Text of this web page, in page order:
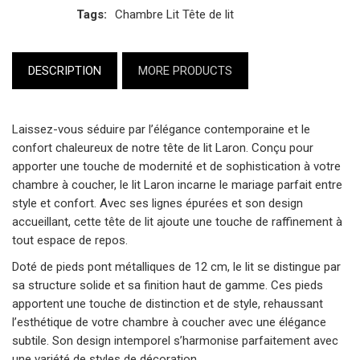
Tags:
Chambre Lit Tête de lit
DESCRIPTION MORE PRODUCTS
Laissez-vous séduire par l’élégance contemporaine et le
confort chaleureux de notre tête de lit Laron. Conçu pour
apporter une touche de modernité et de sophistication à votre
chambre à coucher, le lit Laron incarne le mariage parfait entre
style et confort. Avec ses lignes épurées et son design
accueillant, cette tête de lit ajoute une touche de raffinement à
tout espace de repos.
Doté de pieds pont métalliques de 12 cm, le lit se distingue par
sa structure solide et sa finition haut de gamme. Ces pieds
apportent une touche de distinction et de style, rehaussant
l’esthétique de votre chambre à coucher avec une élégance
subtile. Son design intemporel s’harmonise parfaitement avec